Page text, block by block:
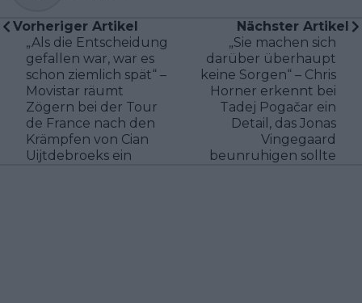
Vorheriger Artikel
„Als die Entscheidung
gefallen war, war es
schon ziemlich spät“ –
Movistar räumt
Zögern bei der Tour
de France nach den
Krämpfen von Cian
Uijtdebroeks ein
Nächster Artikel
„Sie machen sich
darüber überhaupt
keine Sorgen“ – Chris
Horner erkennt bei
Tadej Pogačar ein
Detail, das Jonas
Vingegaard
beunruhigen sollte